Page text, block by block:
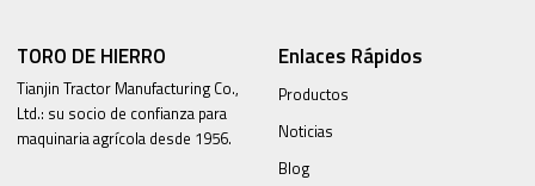
TORO DE HIERRO
Tianjin Tractor Manufacturing Co.,
Ltd.: su socio de confianza para
maquinaria agrícola desde 1956.
Enlaces Rápidos
Productos
Noticias
Blog